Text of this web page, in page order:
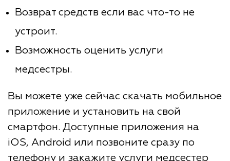
Возврат средств если вас что-то не
устроит.
Возможность оценить услуги
медсестры.
Вы можете уже сейчас скачать мобильное
приложение и установить на свой
смартфон. Доступные приложения на
iOS, Android или позвоните сразу по
телефону и закажите услуги медсестер